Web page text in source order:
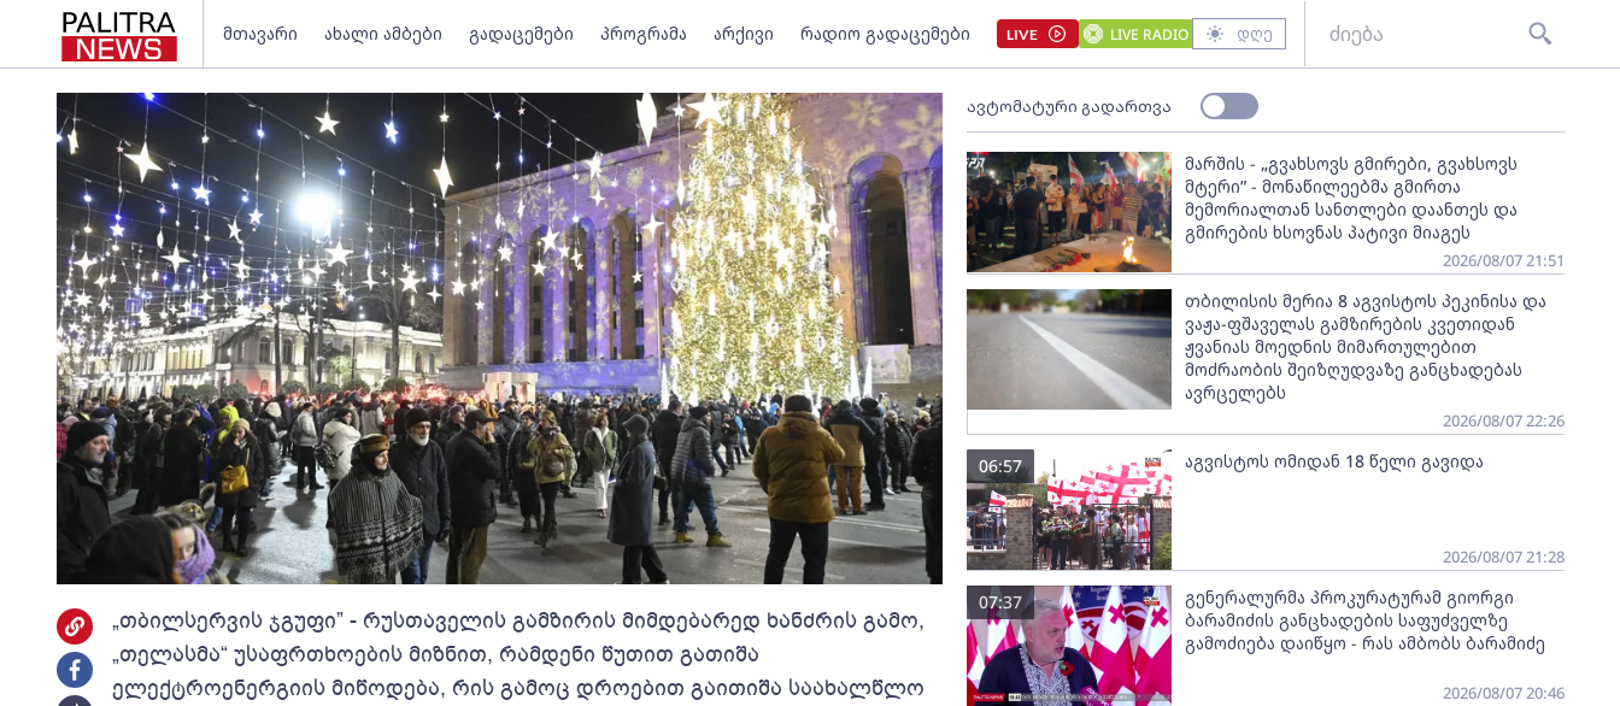
მთავარი ახალი ამბები გადაცემები პროგრამა არქივი რადიო გადაცემები LIVE LIVE RADIO დღე
„თბილსერვის ჯგუფი” - რუსთაველის გამზირის მიმდებარედ ხანძრის გამო,
„თელასმა“ უსაფრთხოების მიზნით, რამდენი წუთით გათიშა
ელექტროენერგიის მიწოდება, რის გამოც დროებით გაითიშა საახალწლო
ავტომატური გადართვა
მარშის - „გვახსოვს გმირები, გვახსოვს
მტერი” - მონაწილეებმა გმირთა
მემორიალთან სანთლები დაანთეს და
გმირების ხსოვნას პატივი მიაგეს
2026/08/07 21:51
თბილისის მერია 8 აგვისტოს პეკინისა და
ვაჟა-ფშაველას გამზირების კვეთიდან
ჟვანიას მოედნის მიმართულებით
მოძრაობის შეიზღუდვაზე განცხადებას
ავრცელებს
2026/08/07 22:26
აგვისტოს ომიდან 18 წელი გავიდა
06:57
2026/08/07 21:28
გენერალურმა პროკურატურამ გიორგი
ბარამიძის განცხადების საფუძველზე
გამოძიება დაიწყო - რას ამბობს ბარამიძე
07:37
2026/08/07 20:46